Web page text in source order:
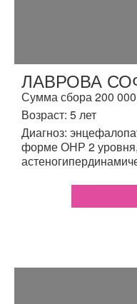
ЛАВРОВА
Сумма сбора 200
Возраст: 5 лет
Диагноз:
форме ОНР 2 уровня,